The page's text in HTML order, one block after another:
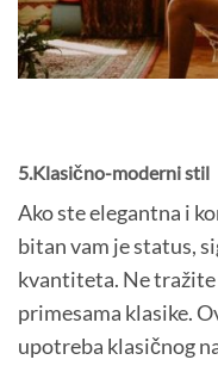
5.Klasično-moderni stil
Ako ste elegantna i
bitan vam je status,
kvantiteta. Ne tražite
primesama klasike.
upotreba klasičnog